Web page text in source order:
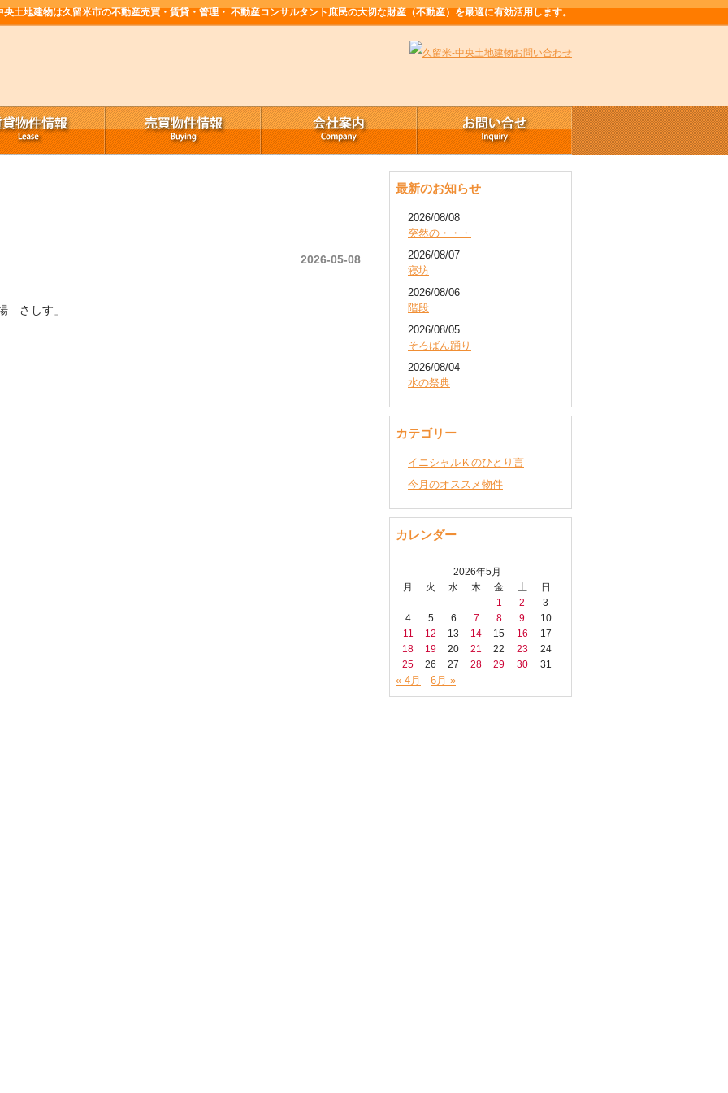
央土地建物は久留米市の不動産売買・賃貸・管理・ 不動産コンサルタント庶民の大切な財産（不動産）を最適に有効活用します。
2026-05-08
さしす」
最新のお知らせ
2026/08/08
突然の・・・
2026/08/07
寝坊
2026/08/06
階段
2026/08/05
そろばん踊り
2026/08/04
水の祭典
カテゴリー
イニシャルＫのひとり言
今月のオススメ物件
カレンダー
2026年5月
月
火 水 木 金 土
日
1
2
3
4
5 6 7 8 9
10
11
12 13 14 15 16
17
18
19 20 21 22 23
24
25
26 27 28 29 30 31
« 4月 6月 »